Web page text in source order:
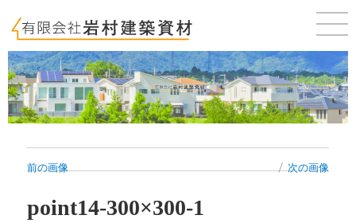
前の画像 次の画像
point14-300×300-1